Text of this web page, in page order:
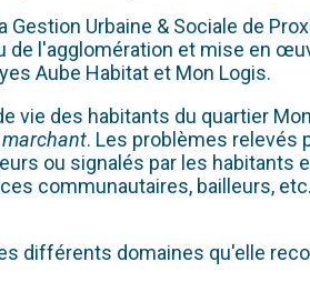
Urbaine & Sociale de
de l'agglomération et mise en
Aube Habitat et Mon Logis.
vie des habitants du quartier
. Les problèmes relevés
ou signalés par les habitants
communautaires, bailleurs,
différents domaines qu'elle